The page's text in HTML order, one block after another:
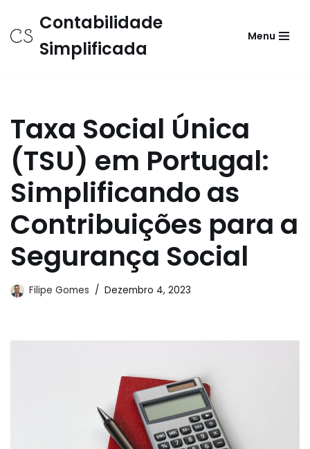
Avançar
Contabilidade
Simplificada
Menu
Taxa Social Única
(TSU) em Portugal:
Simplificando as
Contribuições para a
Segurança Social
Filipe Gomes Dezembro 4, 2023